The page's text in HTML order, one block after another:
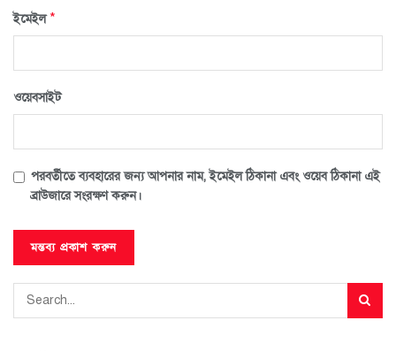
ইমেইল*
ওয়েবসাইট
পরবর্তীতে ব্যবহারের জন্য আপনার নাম, ইমেইল ঠিকানা এবং ওয়েব ঠিকানা এই
ব্রাউজারে সংরক্ষণ করুন।